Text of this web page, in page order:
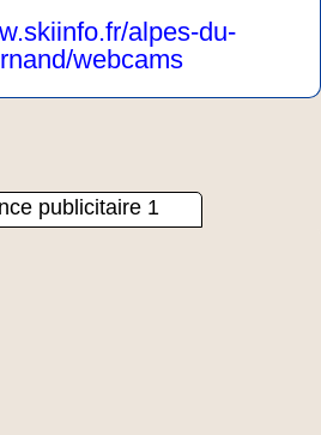
alpes-du-
webcams
publicitaire 1